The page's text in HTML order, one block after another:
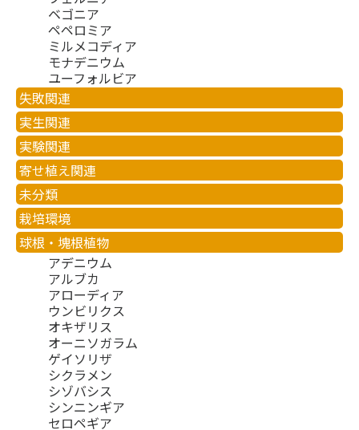
ベゴニア
ペペロミア
ミルメコディア
モナデニウム
ユーフォルビア
失敗関連
実生関連
実験関連
寄せ植え関連
未分類
栽培環境
球根・塊根植物
アデニウム
アルブカ
アローディア
ウンビリクス
オキザリス
オーニソガラム
ゲイソリザ
シクラメン
シゾバシス
シンニンギア
セロペギア